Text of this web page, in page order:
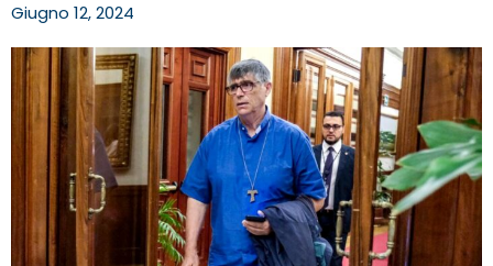
Giugno 12, 2024